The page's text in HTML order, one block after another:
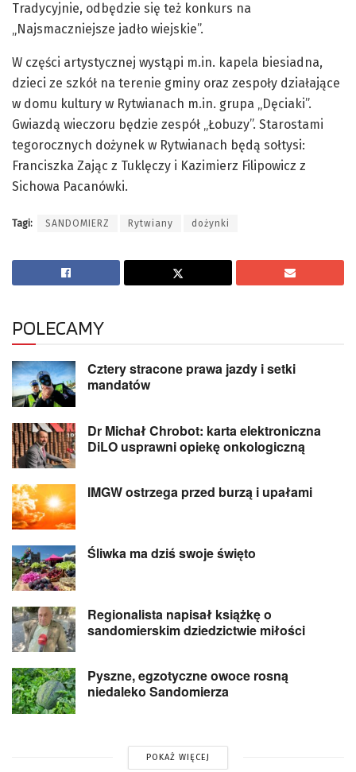
Tradycyjnie, odbędzie się też konkurs na
„Najsmaczniejsze jadło wiejskie”.
W części artystycznej wystąpi m.in. kapela biesiadna,
dzieci ze szkół na terenie gminy oraz zespoły działające
w domu kultury w Rytwianach m.in. grupa „Dęciaki”.
Gwiazdą wieczoru będzie zespół „Łobuzy”. Starostami
tegorocznych dożynek w Rytwianach będą sołtysi:
Franciszka Zając z Tuklęczy i Kazimierz Filipowicz z
Sichowa Pacanówki.
Tagi: SANDOMIERZ Rytwiany dożynki
POLECAMY
Cztery stracone prawa jazdy i setki
mandatów
Dr Michał Chrobot: karta elektroniczna
DiLO usprawni opiekę onkologiczną
IMGW ostrzega przed burzą i upałami
Śliwka ma dziś swoje święto
Regionalista napisał książkę o
sandomierskim dziedzictwie miłości
Pyszne, egzotyczne owoce rosną
niedaleko Sandomierza
POKAŻ WIĘCEJ